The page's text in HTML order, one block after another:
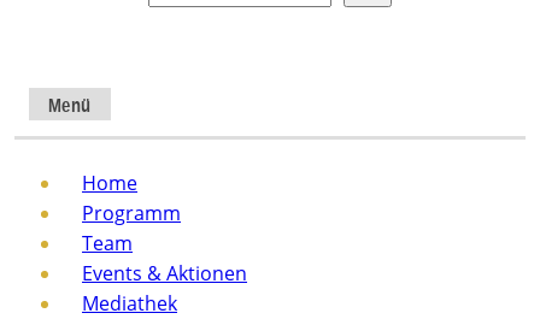
Menü
Home
Programm
Team
Events & Aktionen
Mediathek